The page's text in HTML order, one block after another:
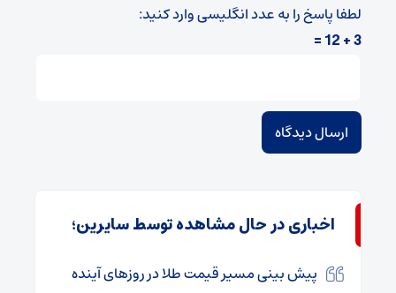
لطفا پاسخ را به عدد انگلیسی وارد کنید:
3 + 12 =
اخباری در حال مشاهده توسط سایرین؛
پیش بینی مسیر قیمت طلا در روزهای آینده